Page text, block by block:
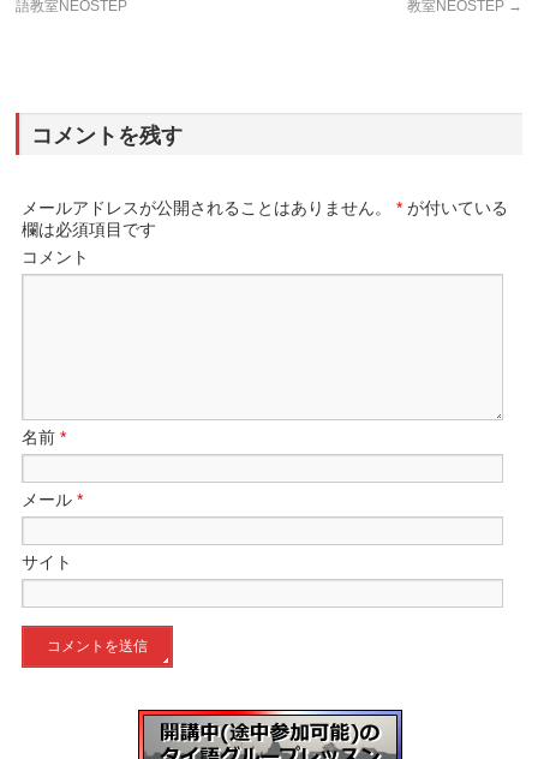
語教室NEOSTEP 教室NEOSTEP →
コメントを残す
メールアドレスが公開されることはありません。 * が付いている
欄は必須項目です
コメント
名前*
メール*
サイト